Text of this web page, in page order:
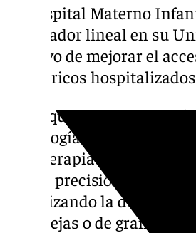
El Hospital Materno
acelerador lineal en su
objetivo de mejorar el
pediátricos
Este equipo, que
tecnología de
radioterapia de manera
mayor precisión en el
optimizando la
complejas o de gran